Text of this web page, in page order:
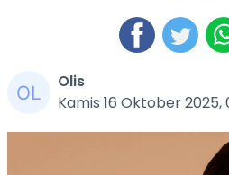
Olis
Kamis 16 Oktober 2025,